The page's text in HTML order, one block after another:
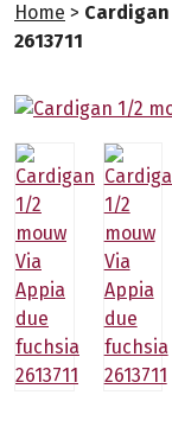
Home > Cardigan
2613711